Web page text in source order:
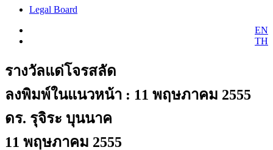
Legal Board
EN
TH
รางวัลแด่โจรสลัด
ลงพิมพ์ในแนวหน้า : 11 พฤษภาคม 2555
ดร. รุจิระ บุนนาค
11 พฤษภาคม 2555